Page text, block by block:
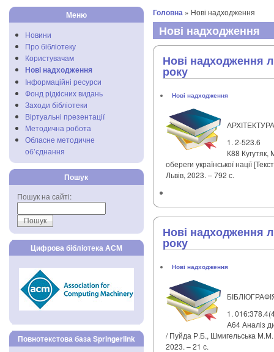
Меню
Новини
Про бібліотеку
Користувачам
Нові надходження
Інформаційні ресурси
Фонд рідкісних видань
Заходи бібліотеки
Віртуальні презентації
Методична робота
Обласне методичне
об’єднання
Пошук
Пошук на сайті:
Цифрова бібліотека АСМ
Повнотекстова база Springerlink
Головна » Нові надходження
Нові надходження
Нові надходження
року
Нові надходження
1. 2-523.6
К88 Кугутяк,
обереги української нації
Львів, 2023. – 792 с.
Нові надходження
року
Нові надходження
1.
А64 Аналіз
/ Пуйда Р.Б., Шмигельська
2023. – 21 с.